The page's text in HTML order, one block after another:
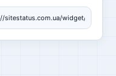
сайта